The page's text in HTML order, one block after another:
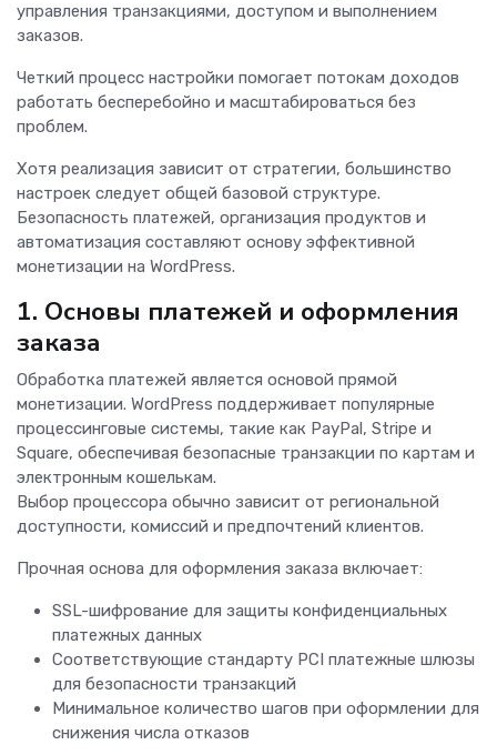
управления транзакциями, доступом и выполнением
заказов.
Четкий процесс настройки помогает потокам доходов
работать бесперебойно и масштабироваться без
проблем.
Хотя реализация зависит от стратегии, большинство
настроек следует общей базовой структуре.
Безопасность платежей, организация продуктов и
автоматизация составляют основу эффективной
монетизации на WordPress.
1. Основы платежей и оформления
заказа
Обработка платежей является основой прямой
монетизации. WordPress поддерживает популярные
процессинговые системы, такие как PayPal, Stripe и
Square, обеспечивая безопасные транзакции по картам и
электронным кошелькам.
Выбор процессора обычно зависит от региональной
доступности, комиссий и предпочтений клиентов.
Прочная основа для оформления заказа включает:
SSL-шифрование для защиты конфиденциальных
платежных данных
Соответствующие стандарту PCI платежные шлюзы
для безопасности транзакций
Минимальное количество шагов при оформлении для
снижения числа отказов